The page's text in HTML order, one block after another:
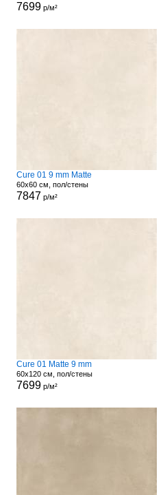
7699р/м²
Cure 01 9 mm Matte
60x60 см, пол/стены
7847 р/м²
Cure 01 Matte 9 mm
60x120 см, пол/стены
7699р/м²